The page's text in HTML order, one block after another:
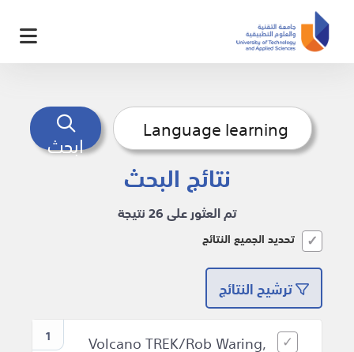
ابحث
نتائج البحث
تم العثور على 26 نتيجة
تحديد الجميع النتائج
ترشيح النتائج
1
Volcano TREK/Rob Waring,